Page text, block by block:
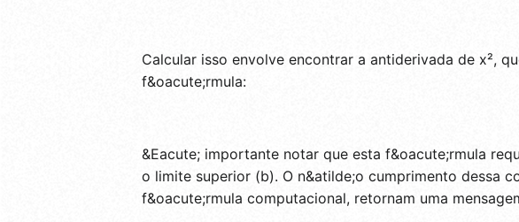
Calcular isso envolve encontrar a antiderivada de x²,
f&oacute;rmula:
&Eacute; importante notar que esta f&oacute;rmula
o limite superior (b). O n&atilde;o cumprimento dessa
f&oacute;rmula computacional, retornam uma